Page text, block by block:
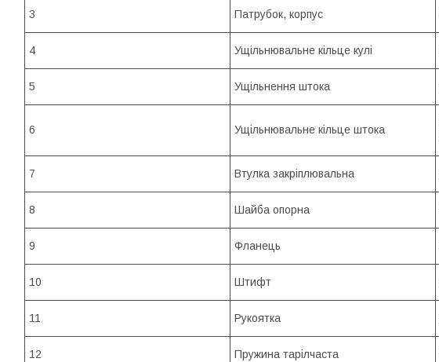
3 Патрубок, корпус
4 Ущільнювальне кільце кулі
5 Ущільнення штока
6 Ущільнювальне кільце штока
7 Втулка закріплювальна
8 Шайба опорна
9 Фланець
10 Штифт
11 Рукоятка
12 Пружина тарілчаста